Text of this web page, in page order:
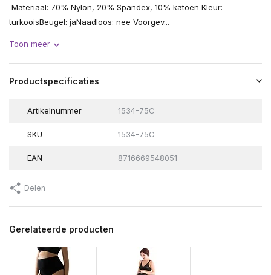
Materiaal: 70% Nylon, 20% Spandex, 10% katoen Kleur:
turkooisBeugel: jaNaadloos: nee Voorgev...
Toon meer
Productspecificaties
Artikelnummer 1534-75C
SKU 1534-75C
EAN 8716669548051
Delen
Gerelateerde producten